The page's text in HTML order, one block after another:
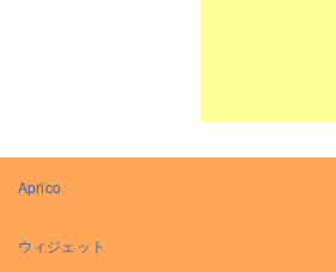
Aprico
ウィジェット